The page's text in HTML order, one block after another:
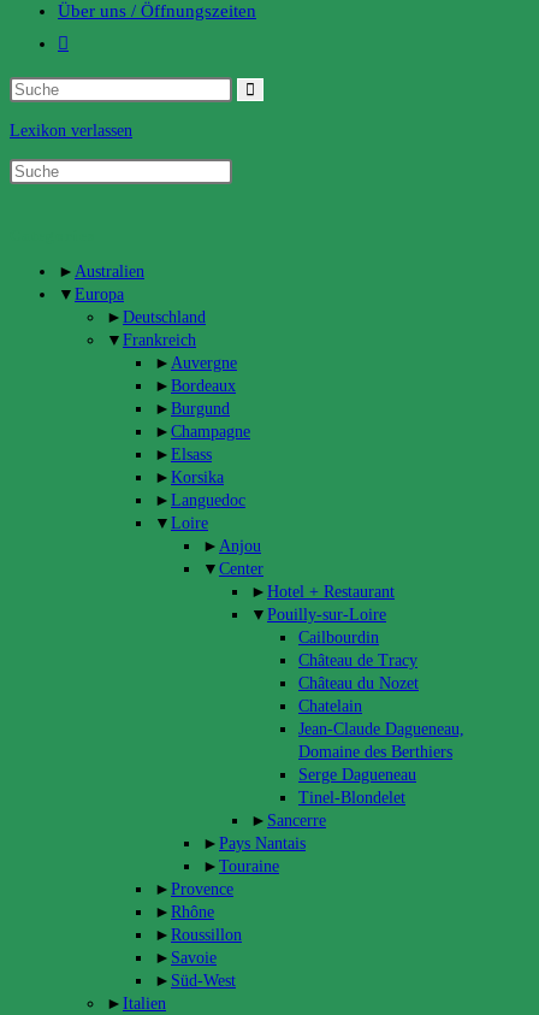
Über uns / Öffnungszeiten
Toggle
website
search
Lexikon verlassen
► Australien
▼ Europa
► Deutschland
▼ Frankreich
► Auvergne
► Bordeaux
► Burgund
► Champagne
► Elsass
► Korsika
► Languedoc
▼ Loire
► Anjou
▼ Center
► Hotel + Restaurant
▼ Pouilly-sur-Loire
Cailbourdin
Château de Tracy
Château du Nozet
Chatelain
Jean-Claude Dagueneau,
Domaine des Berthiers
Serge Dagueneau
Tinel-Blondelet
► Sancerre
► Pays Nantais
► Touraine
► Provence
► Rhône
► Roussillon
► Savoie
► Süd-West
► Italien